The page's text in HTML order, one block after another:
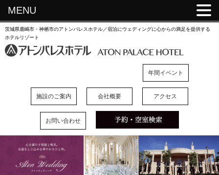
茨城県鹿嶋市・神栖市のアトンパレスホテル／宿泊にウェディングに心からの満足を提供する
ホテルリゾート
年間イベント
施設のご案内 会社概要 アクセス
お問い合わせ
MENU